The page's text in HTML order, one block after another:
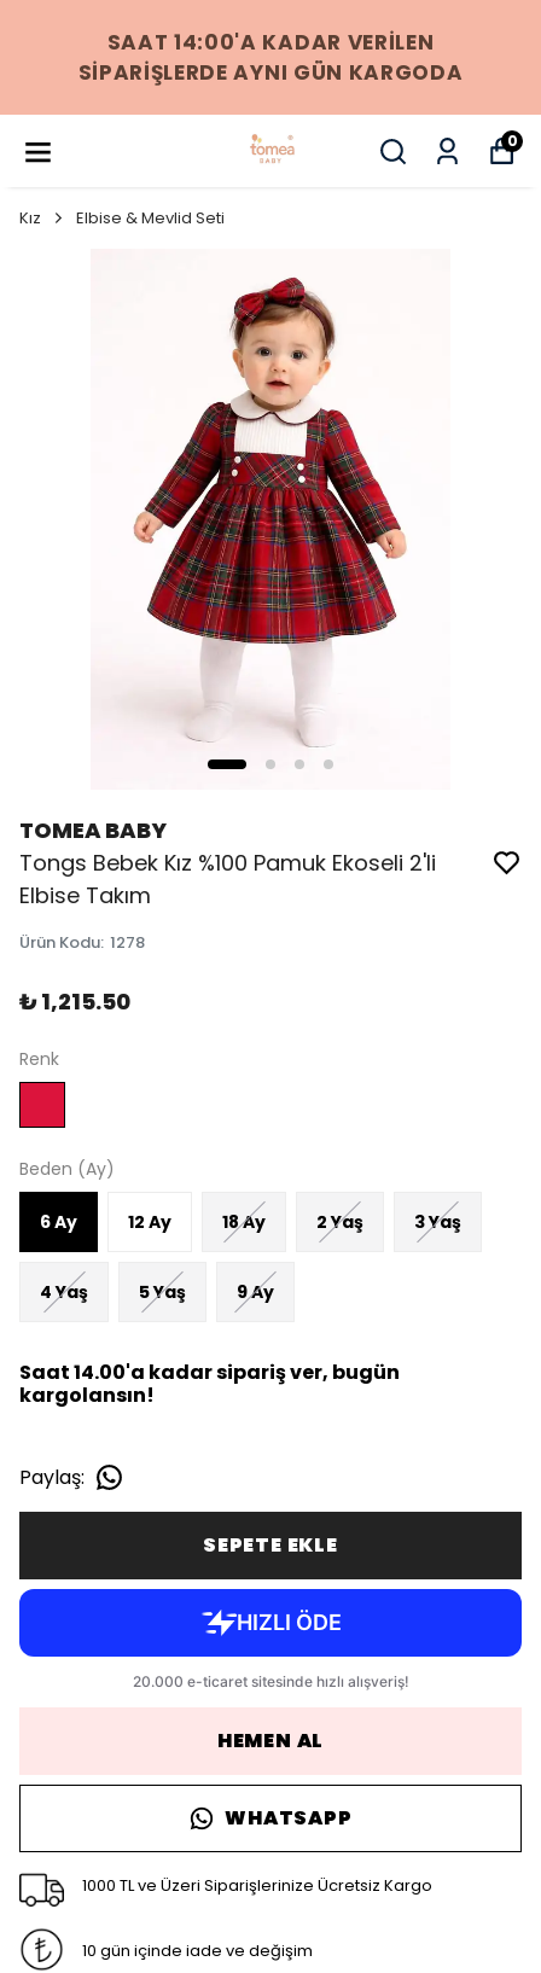
256 BIT SSL SERTIFIKASI ILE %100
GÜVENLI ÖDEME
0
Kız Elbise & Mevlid Seti
TOMEA BABY
Tongs Bebek Kız %100 Pamuk Ekoseli 2'li
Elbise Takım
Ürün Kodu: 1278
₺ 1,215.50
Renk
Beden (Ay)
6 Ay 12 Ay 18 Ay 2 Yaş 3 Yaş
4 Yaş 5 Yaş 9 Ay
Saat 14.00'a kadar sipariş ver, bugün
kargolansın!
Paylaş:
SEPETE EKLE
HEMEN AL
WHATSAPP
1000 TL ve Üzeri Siparişlerinize Ücretsiz Kargo
10 gün içinde iade ve değişim